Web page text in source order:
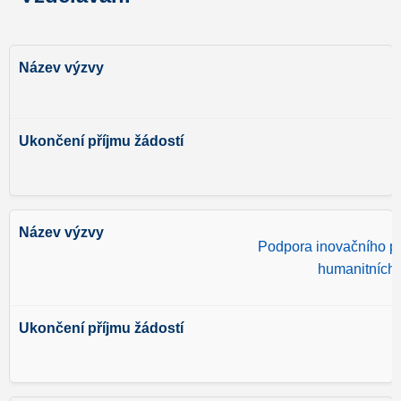
Podpora inovačního
humanitních